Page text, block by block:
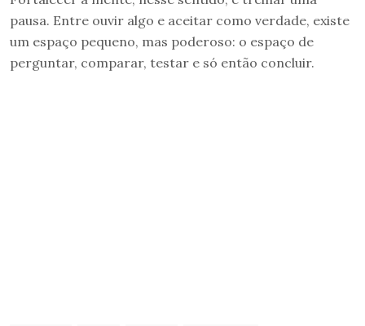
pausa. Entre ouvir algo e aceitar como verdade, existe
um espaço pequeno, mas poderoso: o espaço de
perguntar, comparar, testar e só então concluir.